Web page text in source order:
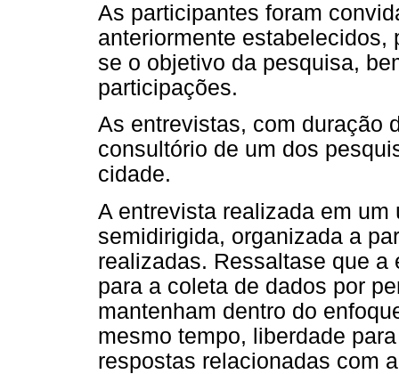
As participantes foram
anteriormente estabelecidos,
se o objetivo da pesquisa,
participações.
As entrevistas, com duração
consultório de um dos
cidade.
A entrevista realizada em
semidirigida, organizada a
realizadas. Ressaltase que
para a coleta de dados por
mantenham dentro do
mesmo tempo, liberdade
respostas relacionadas com